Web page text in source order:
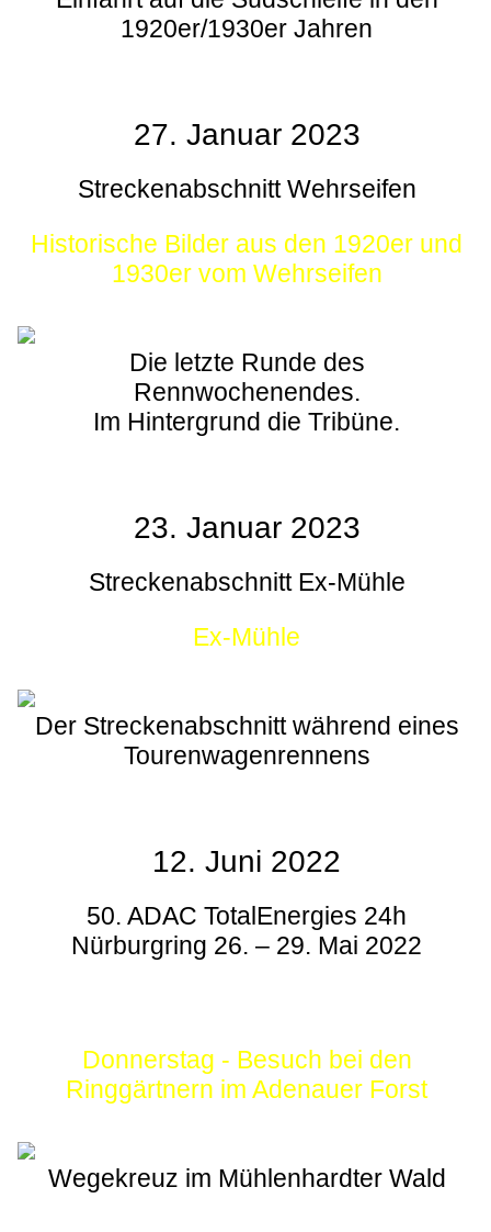
1920er/1930er Jahren
27. Januar 2023
Streckenabschnitt Wehrseifen
Historische Bilder aus den 1920er und
1930er vom Wehrseifen
Die letzte Runde des
Rennwochenendes.
Im Hintergrund die Tribüne.
23. Januar 2023
Streckenabschnitt Ex-Mühle
Ex-Mühle
Der Streckenabschnitt während eines
Tourenwagenrennens
12. Juni 2022
50. ADAC TotalEnergies 24h
Nürburgring 26. – 29. Mai 2022
Donnerstag - Besuch bei den
Ringgärtnern im Adenauer Forst
Wegekreuz im Mühlenhardter Wald